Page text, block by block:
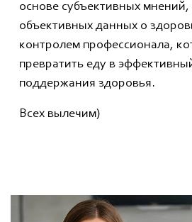
основе субъективных мнений,
объективных данных о
контролем профессионала,
превратить еду в
поддержания здоровья.
Всех вылечим)